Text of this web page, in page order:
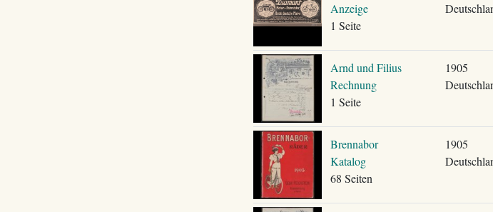
Anzeige
1 Seite
Arnd und Filius
Rechnung
1 Seite
1905
Brennabor
Katalog
68 Seiten
1905